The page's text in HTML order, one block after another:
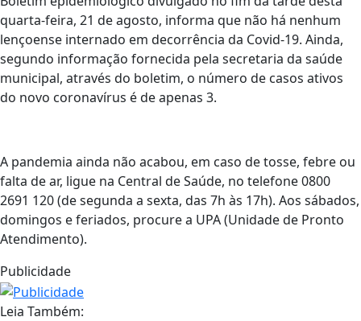
quarta-feira, 21 de agosto, informa que não há nenhum
lençoense internado em decorrência da Covid-19. Ainda,
segundo informação fornecida pela secretaria da saúde
municipal, através do boletim, o número de casos ativos
do novo coronavírus é de apenas 3.
A pandemia ainda não acabou, em caso de tosse, febre ou
falta de ar, ligue na Central de Saúde, no telefone 0800
2691 120 (de segunda a sexta, das 7h às 17h). Aos sábados,
domingos e feriados, procure a UPA (Unidade de Pronto
Atendimento).
Publicidade
Leia Também: